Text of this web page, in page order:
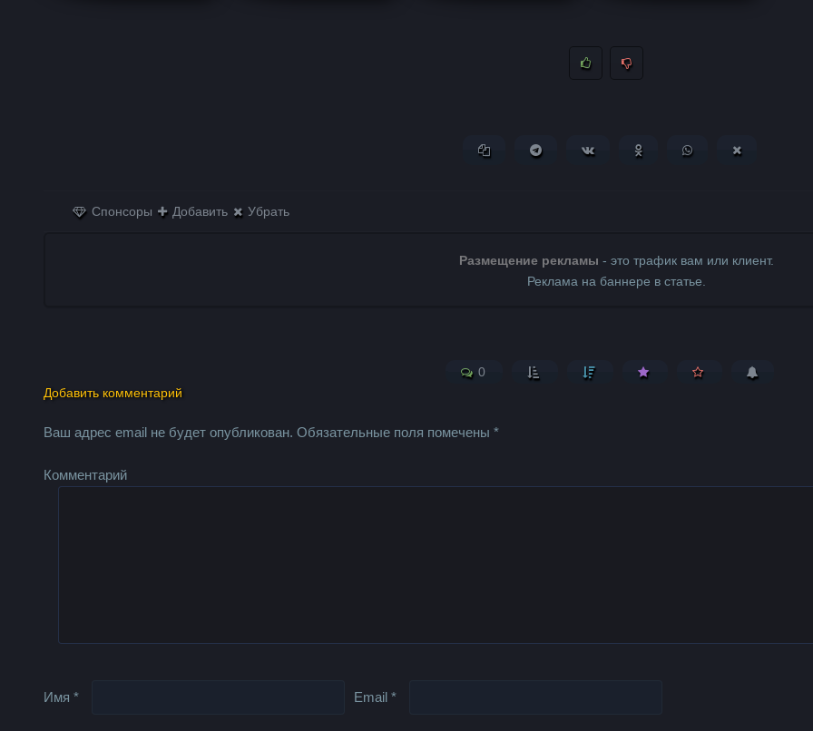
Копировать ссылкуПоделиться в Telegram
Поделиться ВКонтакте
Поделиться вПоделиться в
Спонсоры Добавить Убрать
Размещение рекламы - это трафик вам или клиент.
Реклама на баннере в статье.
0
Добавить комментарий
Ваш адрес email не будет опубликован. Обязательные поля помечены*
Комментарий
Имя* Email*